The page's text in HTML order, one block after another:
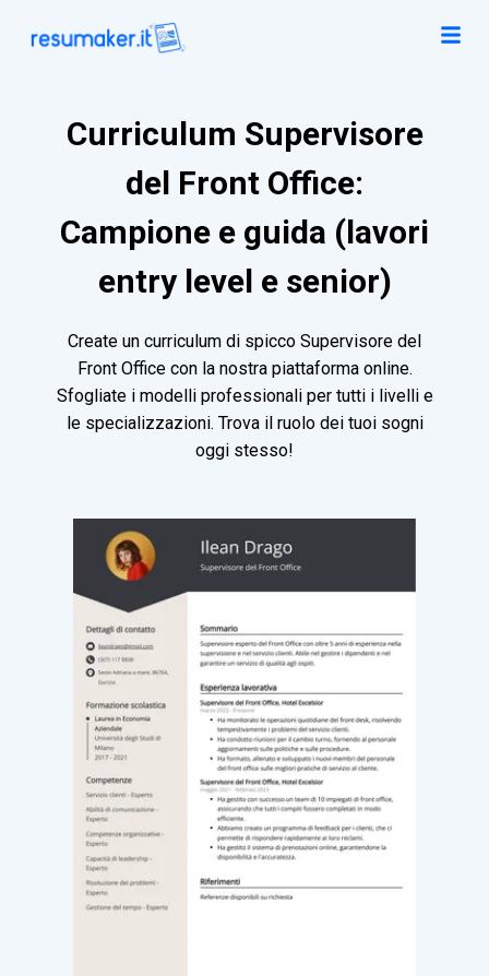
Curriculum Supervisore
del Front Office:
Campione e guida (lavori
entry level e senior)
Create un curriculum di spicco Supervisore del
Front Office con la nostra piattaforma online.
Sfogliate i modelli professionali per tutti i livelli e
le specializzazioni. Trova il ruolo dei tuoi sogni
oggi stesso!